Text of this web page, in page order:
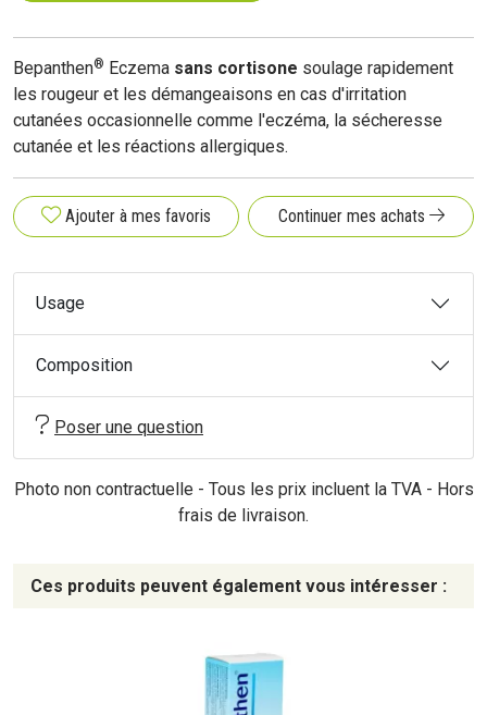
Bepanthen® Eczema sans cortisone soulage rapidement
les rougeur et les démangeaisons en cas d'irritation
cutanées occasionnelle comme l'eczéma, la sécheresse
cutanée et les réactions allergiques.
Ajouter à mes favoris Continuer mes achats
Usage
Composition
Poser une question
Photo non contractuelle - Tous les prix incluent la TVA - Hors
frais de livraison.
Ces produits peuvent également vous intéresser :